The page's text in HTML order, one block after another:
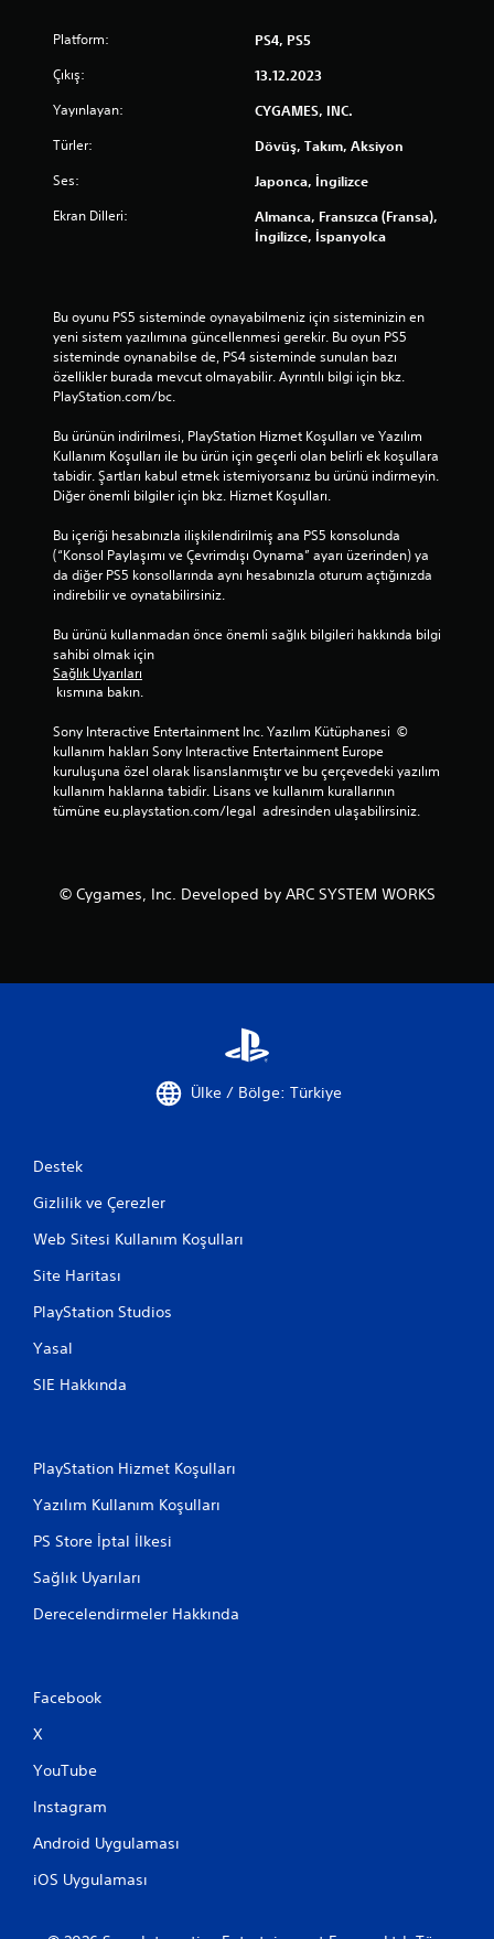
Platform: PS4, PS5
Çıkış: 13.12.2023
Yayınlayan: CYGAMES, INC.
Türler: Dövüş, Takım, Aksiyon
Ses: Japonca, İngilizce
Ekran Dilleri:
Almanca, Fransızca (Fransa),
İngilizce, İspanyolca
Bu oyunu PS5 sisteminde oynayabilmeniz için sisteminizin en
yeni sistem yazılımına güncellenmesi gerekir. Bu oyun PS5
sisteminde oynanabilse de, PS4 sisteminde sunulan bazı
özellikler burada mevcut olmayabilir. Ayrıntılı bilgi için bkz.
PlayStation.com/bc.
Bu ürünün indirilmesi, PlayStation Hizmet Koşulları ve Yazılım
Kullanım Koşulları ile bu ürün için geçerli olan belirli ek koşullara
tabidir. Şartları kabul etmek istemiyorsanız bu ürünü indirmeyin.
Diğer önemli bilgiler için bkz. Hizmet Koşulları.
Bu içeriği hesabınızla ilişkilendirilmiş ana PS5 konsolunda
(“Konsol Paylaşımı ve Çevrimdışı Oynama” ayarı üzerinden) ya
da diğer PS5 konsollarında aynı hesabınızla oturum açtığınızda
indirebilir ve oynatabilirsiniz.
Bu ürünü kullanmadan önce önemli sağlık bilgileri hakkında bilgi
sahibi olmak için
Sağlık Uyarıları
kısmına bakın.
Sony Interactive Entertainment Inc. Yazılım Kütüphanesi  ©
kullanım hakları Sony Interactive Entertainment Europe
kuruluşuna özel olarak lisanslanmıştır ve bu çerçevedeki yazılım
kullanım haklarına tabidir. Lisans ve kullanım kurallarının
tümüne eu.playstation.com/legal  adresinden ulaşabilirsiniz.
© Cygames, Inc. Developed by ARC SYSTEM WORKS
Ülke / Bölge: Türkiye
Destek
Gizlilik ve Çerezler
Web Sitesi Kullanım Koşulları
Site Haritası
PlayStation Studios
Yasal
SIE Hakkında
PlayStation Hizmet Koşulları
Yazılım Kullanım Koşulları
PS Store İptal İlkesi
Sağlık Uyarıları
Derecelendirmeler Hakkında
Facebook
X
YouTube
Instagram
Android Uygulaması
iOS Uygulaması